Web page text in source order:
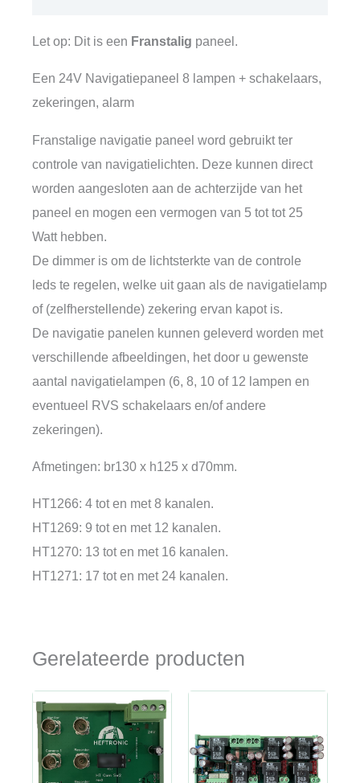
Let op: Dit is een Franstalig paneel.
Een 24V Navigatiepaneel 8 lampen + schakelaars,
zekeringen, alarm
Franstalige navigatie paneel word gebruikt ter
controle van navigatielichten. Deze kunnen direct
worden aangesloten aan de achterzijde van het
paneel en mogen een vermogen van 5 tot tot 25
Watt hebben.
De dimmer is om de lichtsterkte van de controle
leds te regelen, welke uit gaan als de navigatielamp
of (zelfherstellende) zekering ervan kapot is.
De navigatie panelen kunnen geleverd worden met
verschillende afbeeldingen, het door u gewenste
aantal navigatielampen (6, 8, 10 of 12 lampen en
eventueel RVS schakelaars en/of andere
zekeringen).
Afmetingen: br130 x h125 x d70mm.
HT1266: 4 tot en met 8 kanalen.
HT1269: 9 tot en met 12 kanalen.
HT1270: 13 tot en met 16 kanalen.
HT1271: 17 tot en met 24 kanalen.
Gerelateerde producten